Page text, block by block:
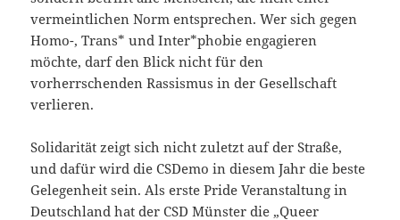
vermeintlichen Norm entsprechen. Wer sich gegen
Homo-, Trans* und Inter*phobie engagieren
möchte, darf den Blick nicht für den
vorherrschenden Rassismus in der Gesellschaft
verlieren.
Solidarität zeigt sich nicht zuletzt auf der Straße,
und dafür wird die CSDemo in diesem Jahr die beste
Gelegenheit sein. Als erste Pride Veranstaltung in
Deutschland hat der CSD Münster die „Queer